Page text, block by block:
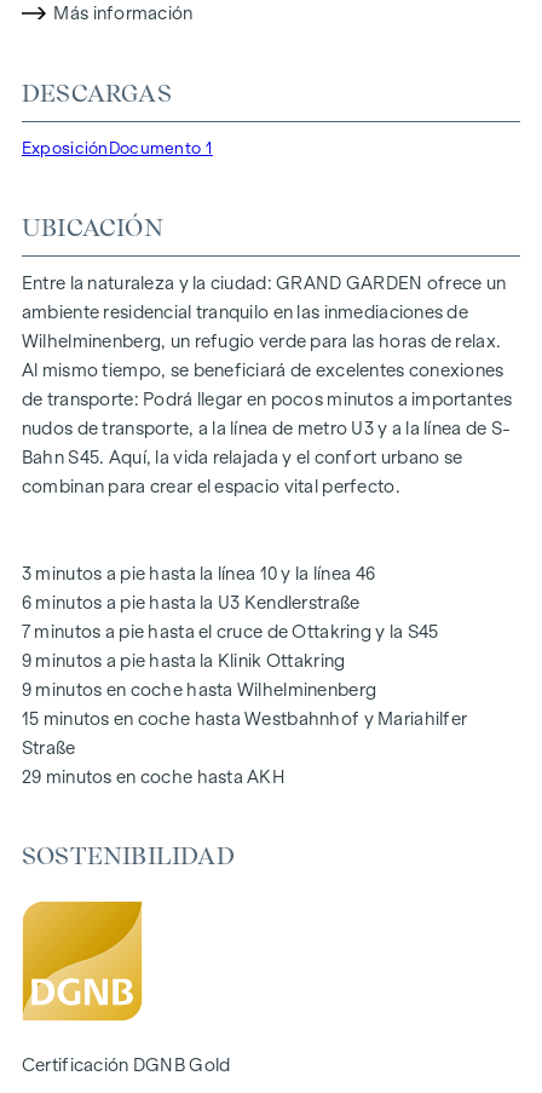
propiedad no sólo ofrece menores costes energéticos y una
iluminación. Los residentes se benefician de una ubicación
ideal, a pocos minutos a pie de las estaciones de metro
"Ottakring" y "Kendlerstraße", que ofrecen una conexión
NATURALEZA Y CALIDAD DE VIDA
Lo más destacado del proyecto residencialGRAND
GARDENes el oasis de paz del patio interior de 1.000 m², un
refugio único para todas las generaciones. Aquí es donde la
naturaleza se encuentra con la vida urbana y crea una
calidad de vida excepcional.
Las zonas comunes con bancos y mesas invitan a relajarse y
ofrecen un lugar de encuentro natural para todas las
generaciones. Una acogedora zona de juegos infantiles
los niños puedan jugar con seguridad y despreocupación.
Durante la fase de planificación se hizo especial hincapié en
los materiales sostenibles.
El uso exclusivo por parte de los residentes hace de este
patio interior oasis de paz un activo especial del proyecto y
garantiza una calidad de vida excepcional. Experimente la
vida moderna con un valor añadido ecológico: ¡bienvenido a
SU HOGAR CON AMPLIAS VISTAS Y ESPACIOS ABIERTOS
EnGRAND GARDEN
experimenta de nuevo la simbiosis perfecta entre estilo de
vida moderno y estilo histórico. Una característica especial
es el equipamiento de alta calidad, que garantiza una
experiencia de vida óptima con soluciones de planta flexible
demuestra una gran atención al detalle y ofrece mucho
Más información
DESCARGAS
Exposición Documento 1
UBICACIÓN
Entre la naturaleza y la ciudad: GRAND GARDEN ofrece un
ambiente residencial tranquilo en las inmediaciones de
Wilhelminenberg, un refugio verde para las horas de relax.
Al mismo tiempo, se beneficiará de excelentes conexiones
de transporte: Podrá llegar en pocos minutos a importantes
nudos de transporte, a la línea de metro U3 y a la línea de S-
Bahn S45. Aquí, la vida relajada y el confort urbano se
combinan para crear el espacio vital perfecto.
3 minutos a pie hasta la línea 10 y la línea 46
6 minutos a pie hasta la U3 Kendlerstraße
7 minutos a pie hasta el cruce de Ottakring y la S45
9 minutos a pie hasta la Klinik Ottakring
9 minutos en coche hasta Wilhelminenberg
15 minutos en coche hasta Westbahnhof y Mariahilfer
Straße
29 minutos en coche hasta AKH
SOSTENIBILIDAD
Certificación DGNB Gold